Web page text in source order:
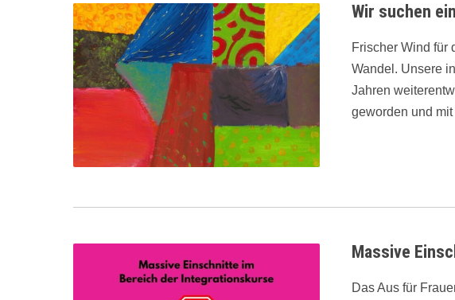
Wir suchen
Frischer Wind für
Wandel. Unsere
Jahren
geworden und mit
Massive
Das Aus für